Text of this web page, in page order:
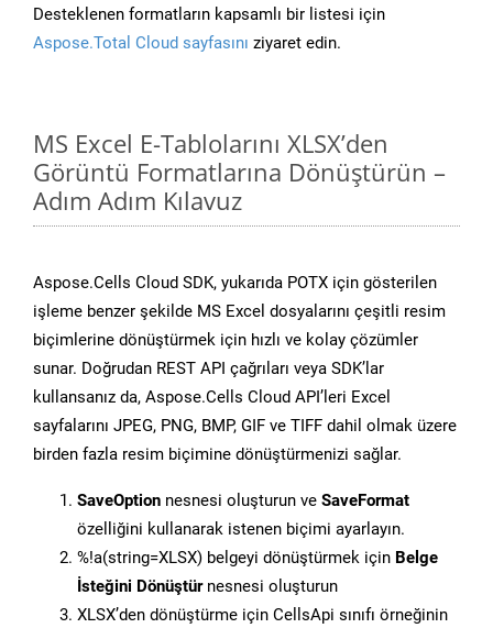
Desteklenen formatların kapsamlı bir listesi için
Aspose.Total Cloud sayfasını ziyaret edin.
MS Excel E-Tablolarını XLSX’den
Görüntü Formatlarına Dönüştürün –
Adım Adım Kılavuz
Aspose.Cells Cloud SDK, yukarıda POTX için gösterilen
işleme benzer şekilde MS Excel dosyalarını çeşitli resim
biçimlerine dönüştürmek için hızlı ve kolay çözümler
sunar. Doğrudan REST API çağrıları veya SDK’lar
kullansanız da, Aspose.Cells Cloud API’leri Excel
sayfalarını JPEG, PNG, BMP, GIF ve TIFF dahil olmak üzere
birden fazla resim biçimine dönüştürmenizi sağlar.
SaveOption nesnesi oluşturun ve SaveFormat
özelliğini kullanarak istenen biçimi ayarlayın.
%!a(string=XLSX) belgeyi dönüştürmek için Belge
İsteğini Dönüştürnesnesi oluşturun
XLSX’den dönüştürme için CellsApi sınıfı örneğinin